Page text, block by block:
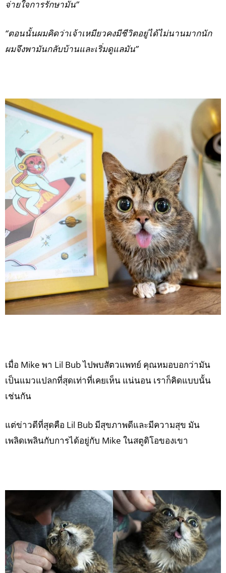
จ่ายใจการรักษามัน”
“ตอนนั้นผมคิดว่าเจ้าเหมียวคงมีชีวิตอยู่ได้ไม่นานมากนัก
ผมจึงพามันกลับบ้านและเริ่มดูแลมัน”
เมื่อ Mike พา Lil Bub ไปพบสัตวแพทย์ คุณหมอบอกว่ามัน
เป็นแมวแปลกที่สุดเท่าที่เคยเห็น แน่นอน เราก็คิดแบบนั้น
เช่นกัน
แต่ข่าวดีที่สุดคือ Lil Bub มีสุขภาพดีและมีความสุข มัน
เพลิดเพลินกับการได้อยู่กับ Mike ในสตูดิโอของเขา